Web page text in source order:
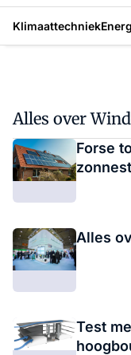
Klimaattechniek
Alles over
Forse
Alles
Test